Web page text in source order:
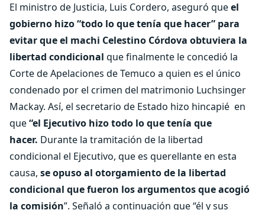
El ministro de Justicia, Luis Cordero, aseguró queel
gobierno hizo “todo lo que tenía que hacer” para
evitar que el machi Celestino Córdova obtuviera la
libertad condicional que finalmente le concedió la
Corte de Apelaciones de Temuco a quien es el único
condenado por el crimen del matrimonio Luchsinger
Mackay. Así, el secretario de Estado hizo hincapié en
que“el Ejecutivo hizo todo lo que tenía que
hacer. Durante la tramitación de la libertad
condicional el Ejecutivo, que es querellante en esta
causa, se opuso al otorgamiento de la libertad
condicional que fueron los argumentos que acogió
la comisión”. Señaló a continuación que “él y sus